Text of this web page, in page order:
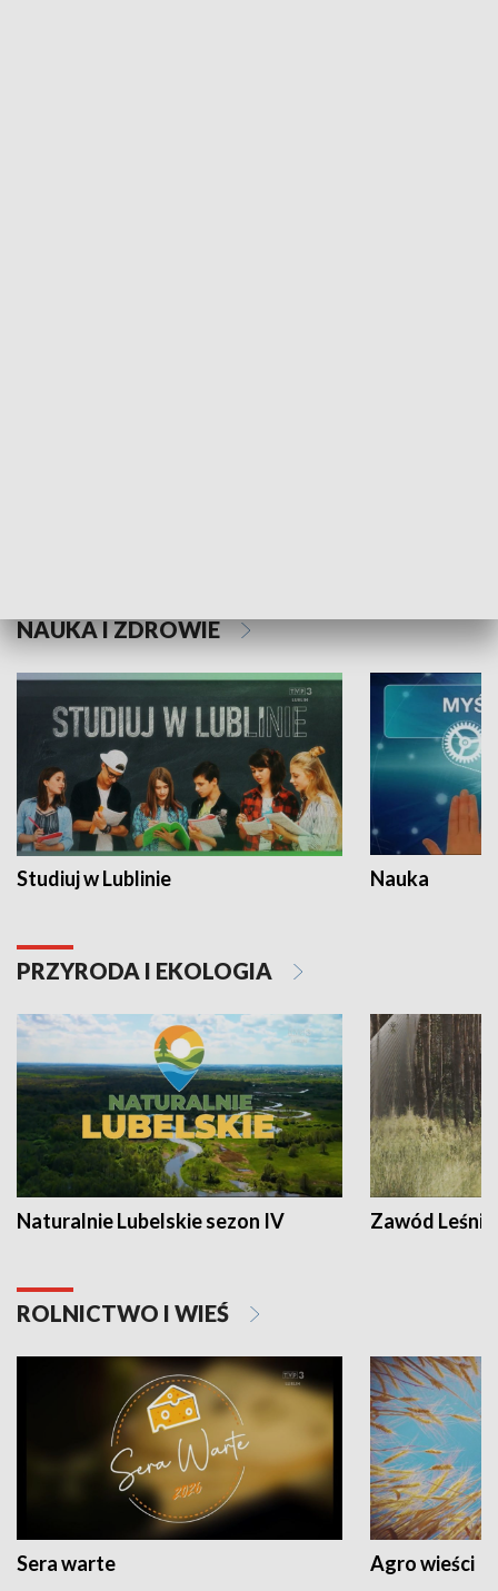
NAUKA I ZDROWIE
Studiuj w Lublinie Nauka
PRZYRODA I EKOLOGIA
Naturalnie Lubelskie sezon IV Zawód Leśnik
ROLNICTWO I WIEŚ
Sera warte Agro wieści